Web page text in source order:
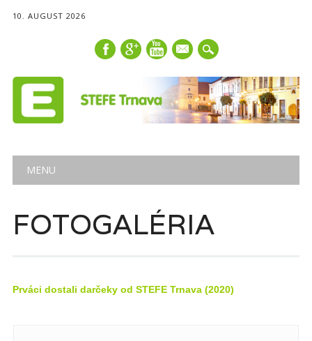
10. AUGUST 2026
mail
Main menu
MENU
FOTOGALÉRIA
Prváci dostali darčeky od STEFE Trnava (2020)